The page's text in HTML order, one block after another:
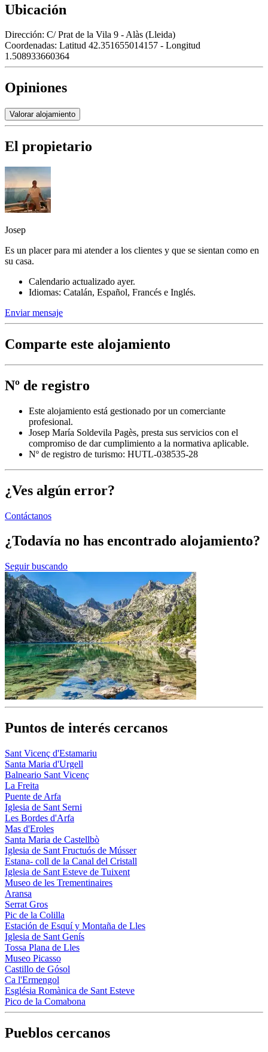
Ubicación
Dirección: C/ Prat de la Vila 9 - Alàs (Lleida)
Coordenadas: Latitud 42.351655014157 - Longitud
1.508933660364
Opiniones
Valorar alojamiento
El propietario
Josep
Es un placer para mi atender a los clientes y que se sientan como en
su casa.
Calendario actualizado ayer.
Idiomas: Catalán, Español, Francés e Inglés.
Enviar mensaje
Comparte este alojamiento
Nº de registro
Este alojamiento está gestionado por un comerciante
profesional.
Josep María Soldevila Pagès, presta sus servicios con el
compromiso de dar cumplimiento a la normativa aplicable.
Nº de registro de turismo: HUTL-038535-28
¿Ves algún error?
Contáctanos
¿Todavía no has encontrado alojamiento?
Seguir buscando
Puntos de interés cercanos
Sant Vicenç d'Estamariu
Santa Maria d'Urgell
Balneario Sant Vicenç
La Freita
Puente de Arfa
Iglesia de Sant Serni
Les Bordes d'Arfa
Mas d'Eroles
Santa Maria de Castellbò
Iglesia de Sant Fructuós de Músser
Estana- coll de la Canal del Cristall
Iglesia de Sant Esteve de Tuixent
Museo de les Trementinaires
Aransa
Serrat Gros
Pic de la Colilla
Estación de Esquí y Montaña de Lles
Iglesia de Sant Genís
Tossa Plana de Lles
Museo Picasso
Castillo de Gósol
Ca l'Ermengol
Església Romànica de Sant Esteve
Pico de la Comabona
Pueblos cercanos